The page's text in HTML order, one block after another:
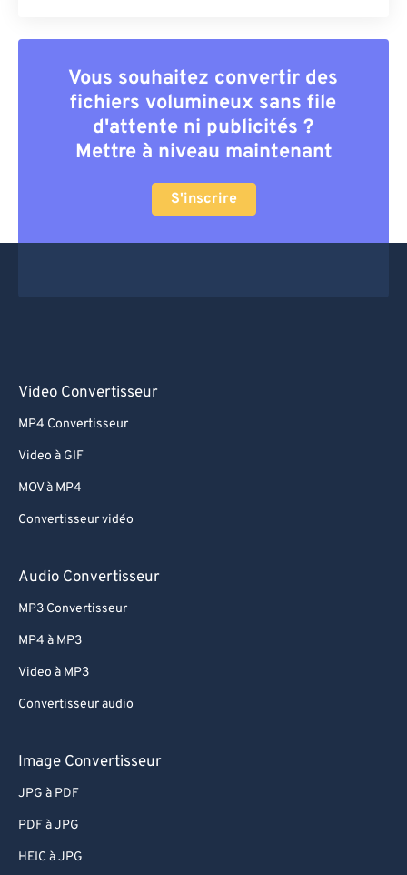
Vous souhaitez convertir des
fichiers volumineux sans file
d'attente ni publicités ?
Mettre à niveau maintenant
S'inscrire
Video Convertisseur
MP4 Convertisseur
Video à GIF
MOV à MP4
Convertisseur vidéo
Audio Convertisseur
MP3 Convertisseur
MP4 à MP3
Video à MP3
Convertisseur audio
Image Convertisseur
JPG à PDF
PDF à JPG
HEIC à JPG